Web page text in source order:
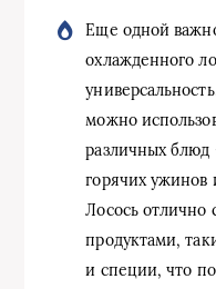
Еще одной
охлажденного
можно
различных блюд
горячих ужинов
Лосось отлично
продуктами,
и специи, что